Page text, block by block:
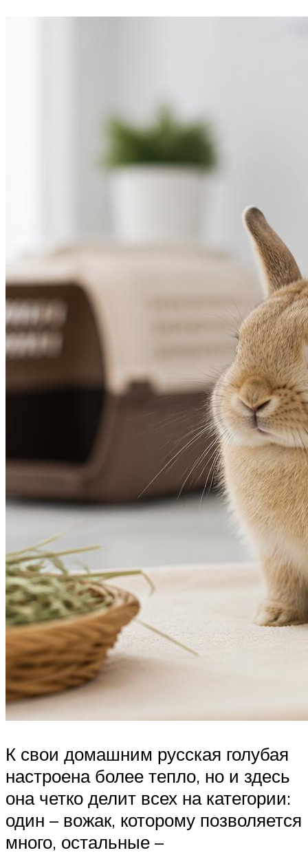
К свои домашним русская голубая
настроена более тепло, но и здесь
она четко делит всех на категории:
один – вожак, которому позволяется
много, остальные –